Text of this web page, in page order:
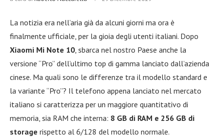
La notizia era nell’aria già da alcuni giorni ma ora è
finalmente ufficiale, per la gioia degli utenti italiani. Dopo
Xiaomi Mi Note 10 , sbarca nel nostro Paese anche la
versione “Pro” dell’ultimo top di gamma lanciato dall’azienda
cinese. Ma quali sono le differenze tra il modello standard e
la variante “Pro”? Il telefono appena lanciato nel mercato
italiano si caratterizza per un maggiore quantitativo di
memoria, sia RAM che interna: 8 GB di RAM e 256 GB di
storage rispetto al 6/128 del modello normale.